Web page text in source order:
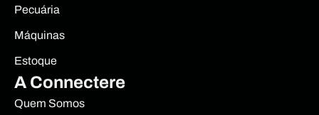
Pecuária
Máquinas
Estoque
A Connectere
Quem Somos